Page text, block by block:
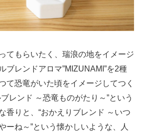
てもらいたく、瑞浪の地をイメージ
ブレンドアロマ”MIZUNAMI”を2種
て恐竜がいた頃をイメージしてつく
レンド ～恐竜ものがたり～”という
香りと、“おかえりブレンド ～いつ
ーね～”という懐かしいような、人